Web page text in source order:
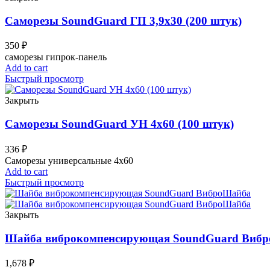
Саморезы SoundGuard ГП 3,9х30 (200 штук)
350 ₽
саморезы гипрок-панель
Add to cart
Быстрый просмотр
Закрыть
Саморезы SoundGuard УН 4х60 (100 штук)
336 ₽
Саморезы универсальные 4х60
Add to cart
Быстрый просмотр
Закрыть
Шайба виброкомпенсирующая SoundGuard
1,678 ₽